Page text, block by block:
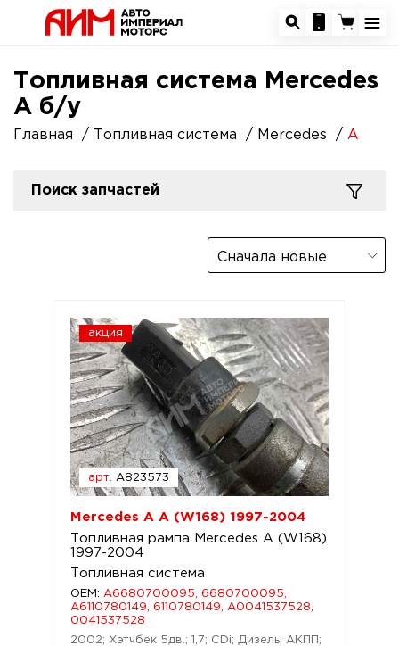
Топливная система Mercedes
A б/у
Главная Топливная система Mercedes A
Поиск запчастей
Сначала новые
акция
арт. A823573
Mercedes A A (W168) 1997-2004
Топливная рампа Mercedes A (W168)
1997-2004
Топливная система
OEM: A6680700095, 6680700095,
A6110780149, 6110780149, A0041537528,
0041537528
2002; Хэтчбек 5дв.; 1,7; CDi; Дизель; АКПП;